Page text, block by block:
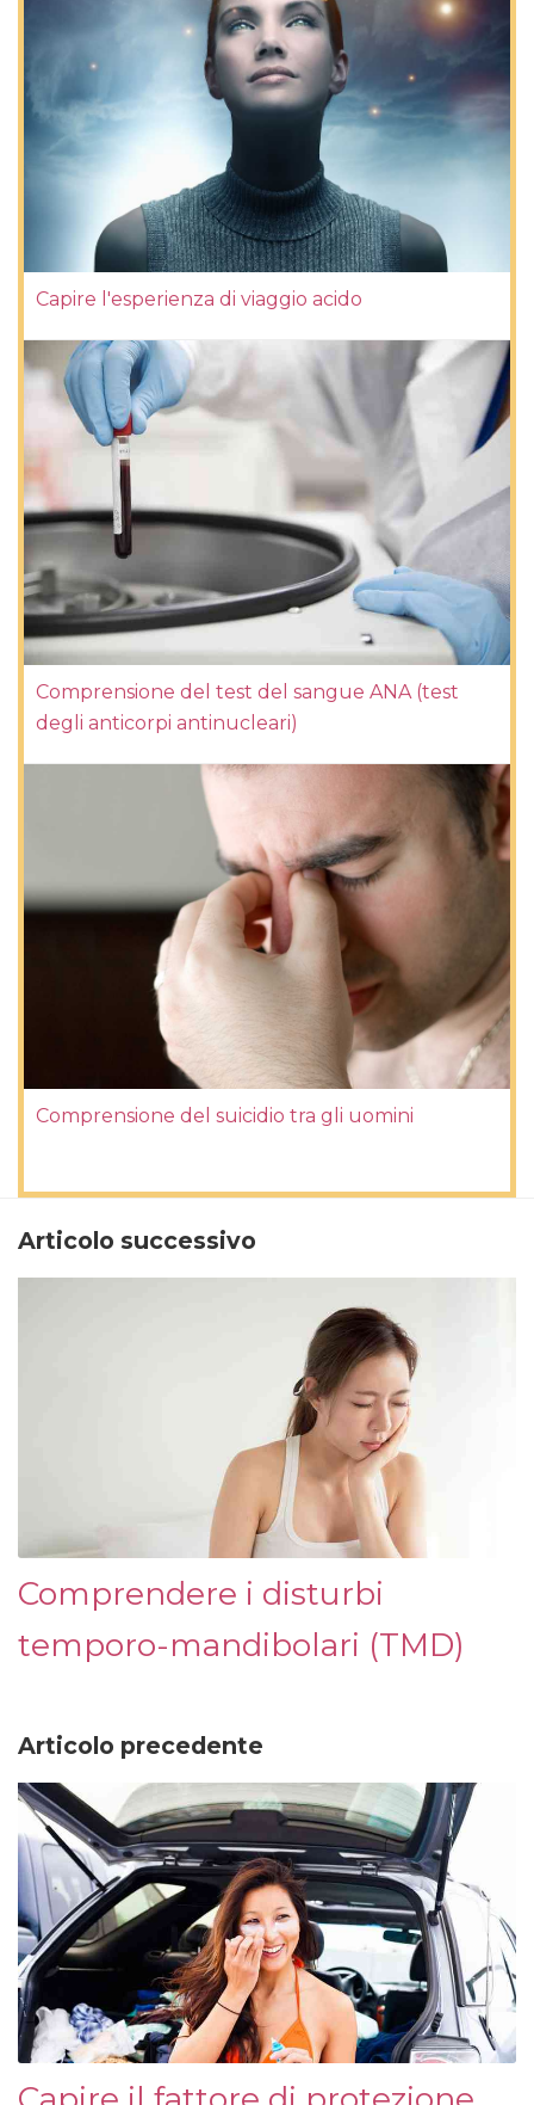
Capire l'esperienza di viaggio acido
Comprensione del test del sangue ANA (test
degli anticorpi antinucleari)
Comprensione del suicidio tra gli uomini
Articolo successivo
Comprendere i disturbi
temporo-mandibolari (TMD)
Articolo precedente